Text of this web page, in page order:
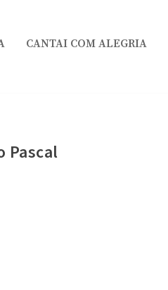
CANTAI COM ALEGRIA
Pascal